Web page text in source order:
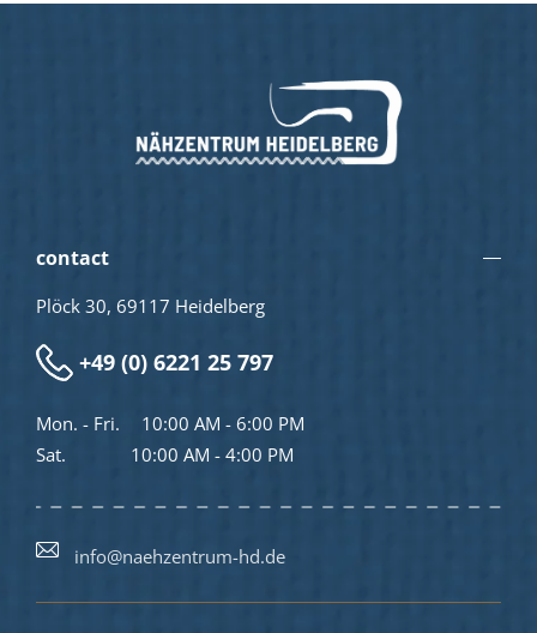
contact
Plöck 30, 69117 Heidelberg
+49 (0) 6221 25 797
Mon. - Fri.
10:00 AM - 6:00 PM
Sat.
10:00 AM - 4:00 PM
info@naehzentrum-hd.de